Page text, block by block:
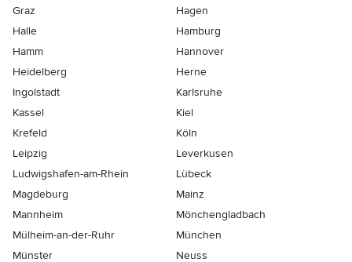
Graz
Hagen
Halle
Hamburg
Hamm
Hannover
Heidelberg
Herne
Ingolstadt
Karlsruhe
Kassel
Kiel
Krefeld
Köln
Leipzig
Leverkusen
Ludwigshafen-am-Rhein
Lübeck
Magdeburg
Mainz
Mannheim
Mönchen­gladbach
Mülheim-an-der-Ruhr
München
Münster
Neuss